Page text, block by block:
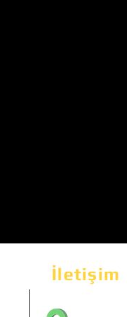
İletişim